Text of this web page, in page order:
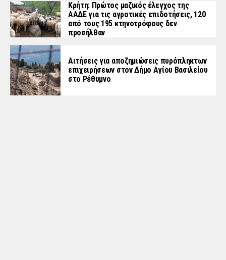
Κρήτη: Πρώτος μαζικός έλεγχος της
ΑΑΔΕ για τις αγροτικές επιδοτήσεις, 120
από τους 195 κτηνοτρόφους δεν
προσήλθαν
Αιτήσεις για αποζημιώσεις πυρόπληκτων
επιχειρήσεων στον Δήμο Αγίου Βασιλείου
στο Ρέθυμνο